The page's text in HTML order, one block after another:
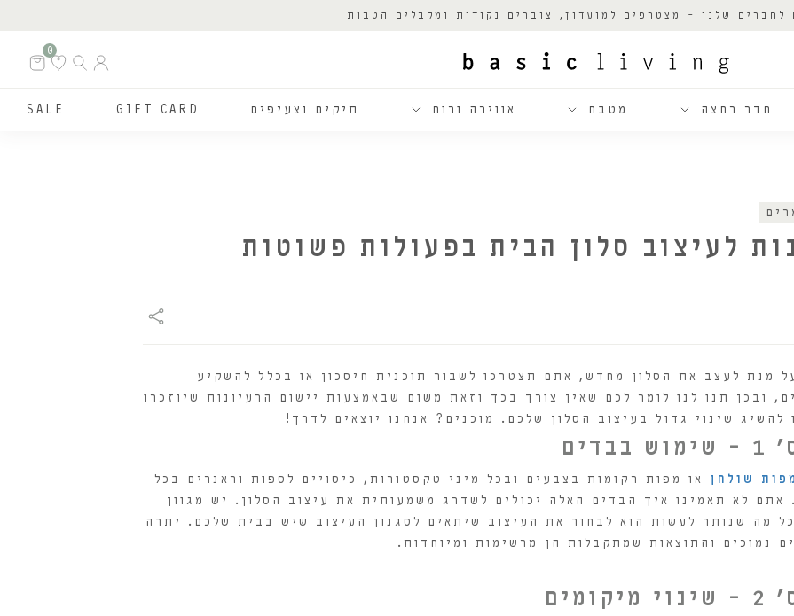
לחברים שלנו - מצטרפים למועדון, צוברים נקודות ומקבלים הטבות
0
חדר רחצה מטבח אווירה ורוח תיקים וצעיפים GIFT CARD
SALE
מנת לעצב את הסלון מחדש, אתם תצטרכו לשבור תוכנית חיסכון או בכלל להשקיע
ובכן תנו לנו לומר לכם שאין צורך בכך וזאת משום שבאמצעות יישום הרעיונות שיוזכרו
להשיג שינוי גדול בעיצוב הסלון שלכם. מוכנים? אנחנו יוצאים לדרך!
מפות שולחן או מפות רקומות בצבעים ובכל מיני טקסטורות, כיסויים לספות וראנרים בכל
אתם לא תאמינו איך הבדים האלה יכולים לשדרג משמעותית את עיצוב הסלון. יש מגוון
מה שנותר לעשות הוא לבחור את העיצוב שיתאים לסגנון העיצוב שיש בבית שלכם. יתרה
נמוכים והתוצאות שמתקבלות הן מרשימות ומיוחדות.